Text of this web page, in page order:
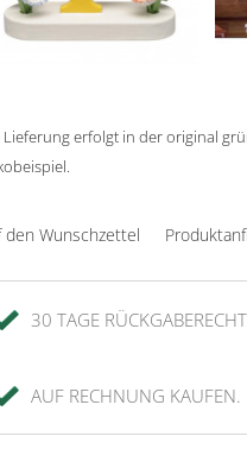
Lieferung erfolgt in der original
den Wunschzettel
30 TAGE
AUF RECHNUNG KAUFEN.